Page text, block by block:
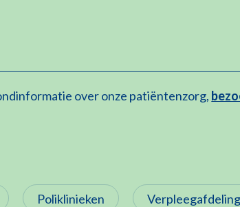
over onze patiëntenzorg,
Poliklinieken